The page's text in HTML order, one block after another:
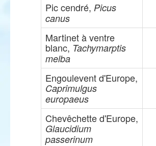
Pic cendré, Picus
canus
Martinet à ventre
blanc, Tachymarptis
melba
Engoulevent d'Europe,
Caprimulgus
europaeus
Chevêchette d'Europe,
Glaucidium
passerinum